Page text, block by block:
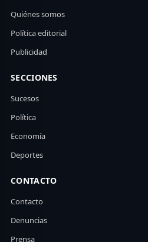
Quiénes somos
Política editorial
Publicidad
SECCIONES
Sucesos
Política
Economía
Deportes
CONTACTO
Contacto
Denuncias
Prensa